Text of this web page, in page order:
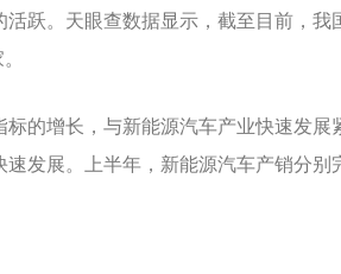
活跃。天眼查数据显示，截至目前，
标的增长，与新能源汽车产业快速发
发展。上半年，新能源汽车产销分别